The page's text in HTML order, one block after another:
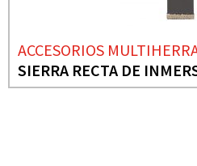
ACCESORIOS
SIERRA RECTA DE